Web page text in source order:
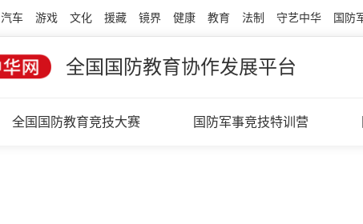
汽车 游戏 文化 援藏 镜界 健康 教育 法制 守艺中华 国防
全国国防教育协作发展平台
全国国防教育竞技大赛 国防军事竞技特训营